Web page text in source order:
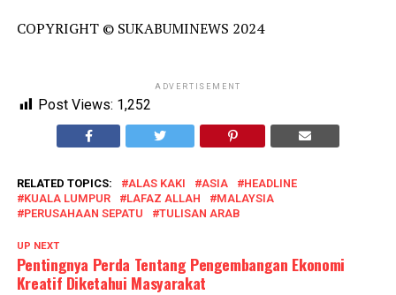
COPYRIGHT © SUKABUMINEWS 2024
ADVERTISEMENT
Post Views: 1,252
RELATED TOPICS: ALAS KAKI ASIA
HEADLINE
KUALA LUMPUR
LAFAZ ALLAH
MALAYSIA
PERUSAHAAN SEPATU
TULISAN ARAB
UP NEXT
Pentingnya Perda Tentang Pengembangan Ekonomi
Kreatif Diketahui Masyarakat